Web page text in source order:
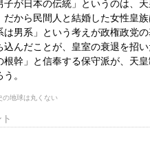
子が日本の伝統」というのは、
だから民間人と結婚した女性皇
は男系」という考えが政権政党
込んだことが、皇室の衰退を招
根幹」と信奉する保守派が、天
。
の地球は丸くない